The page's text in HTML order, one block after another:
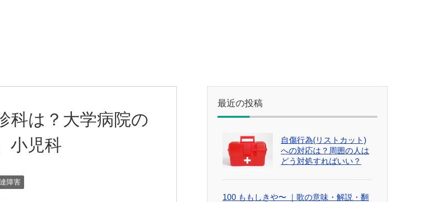
科は？大学病院の
小児科
障害
最近の投稿
自傷行為(リストカット)
への対応は？周囲の人は
どう対処すればいい？
100 ももしきや〜 ｜歌の意味・解説・翻